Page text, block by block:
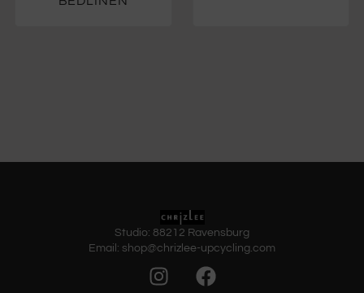
Studio: 88212 Ravensburg
Email: shop@chrizlee-upcycling.com